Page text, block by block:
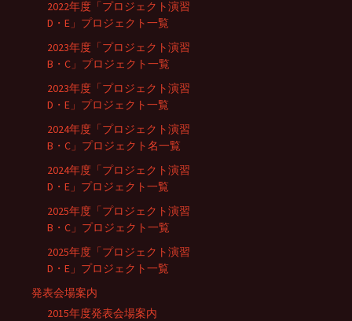
2022年度「プロジェクト演習
D・E」プロジェクト一覧
2023年度「プロジェクト演習
B・C」プロジェクト一覧
2023年度「プロジェクト演習
D・E」プロジェクト一覧
2024年度「プロジェクト演習
B・C」プロジェクト名一覧
2024年度「プロジェクト演習
D・E」プロジェクト一覧
2025年度「プロジェクト演習
B・C」プロジェクト一覧
2025年度「プロジェクト演習
D・E」プロジェクト一覧
発表会場案内
2015年度発表会場案内